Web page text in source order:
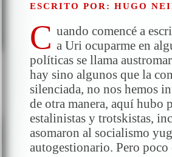
ESCRITO POR: HUGO
C uando comencé a
a Uri ocuparme en
políticas se llama
hay sino algunos que la
silenciada, no nos hemos
de otra manera, aquí hubo
estalinistas y trotskistas,
asomaron al socialismo
autogestionario. Pero